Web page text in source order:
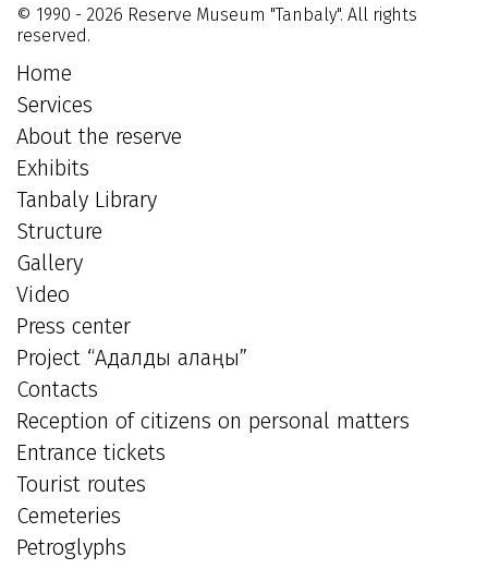
© 1990 - 2026 Reserve Museum "Tanbaly". All rights
reserved.
Home
Services
About the reserve
Exhibits
Tanbaly Library
Structure
Gallery
Video
Press center
Project “Адалдық алаңы”
Contacts
Reception of citizens on personal matters
Entrance tickets
Tourist routes
Cemeteries
Petroglyphs